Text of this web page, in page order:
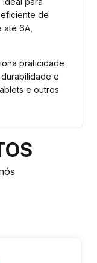
de
6A,
praticidade
e
e outros